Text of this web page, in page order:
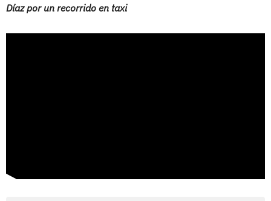
Díaz por un recorrido en taxi